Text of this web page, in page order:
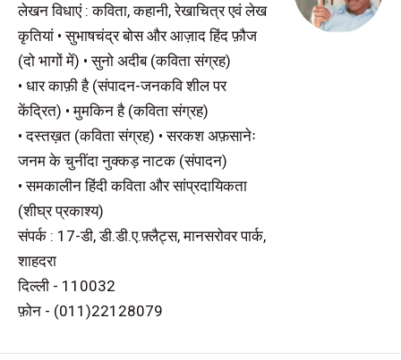
लेखन विधाएं : कविता, कहानी, रेखाचित्र एवं लेख
कृतियां • सुभाषचंद्र बोस और आज़ाद हिंद फ़ौज
(दो भागों में) • सुनो अदीब (कविता संग्रह)
• धार काफ़ी है (संपादन-जनकवि शील पर
केंद्रित) • मुमकिन है (कविता संग्रह)
• दस्तख़त (कविता संग्रह) • सरकश अफ़सानेः
जनम के चुनींदा नुक्कड़ नाटक (संपादन)
• समकालीन हिंदी कविता और सांप्रदायिकता
(शीघ्र प्रकाश्य)
संपर्क : 17-डी, डी.डी.ए.फ़्लैट्स, मानसरोवर पार्क,
शाहदरा
दिल्ली - 110032
फ़ोन - (011)22128079